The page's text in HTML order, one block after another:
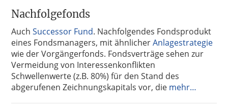
Nachfolgefonds
AuchSuccessor Fund. Nachfolgendes Fondsprodukt
eines Fondsmanagers, mit ähnlicherAnlagestrategie
wie der Vorgängerfonds. Fondsverträge sehen zur
Vermeidung von Interessenkonflikten
Schwellenwerte (z.B. 80%) für den Stand des
abgerufenen Zeichnungskapitals vor, die mehr…